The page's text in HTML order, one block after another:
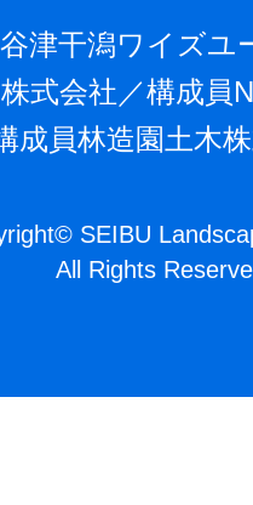
津⼲潟ワイズユ
株式会社／構成
成員林造園⼟⽊
©SEIBU
All Rights